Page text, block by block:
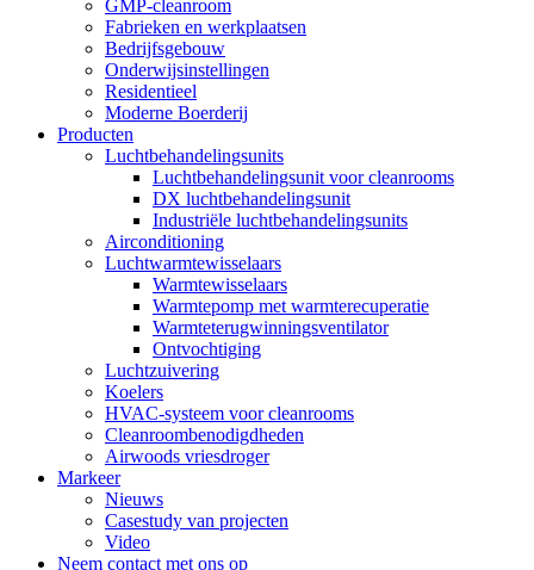
GMP-cleanroom
Fabrieken en werkplaatsen
Bedrijfsgebouw
Onderwijsinstellingen
Residentieel
Moderne Boerderij
Producten
Luchtbehandelingsunits
Luchtbehandelingsunit voor cleanrooms
DX luchtbehandelingsunit
Industriële luchtbehandelingsunits
Airconditioning
Luchtwarmtewisselaars
Warmtewisselaars
Warmtepomp met warmterecuperatie
Warmteterugwinningsventilator
Ontvochtiging
Luchtzuivering
Koelers
HVAC-systeem voor cleanrooms
Cleanroombenodigdheden
Airwoods vriesdroger
Markeer
Nieuws
Casestudy van projecten
Video
Neem contact met ons op